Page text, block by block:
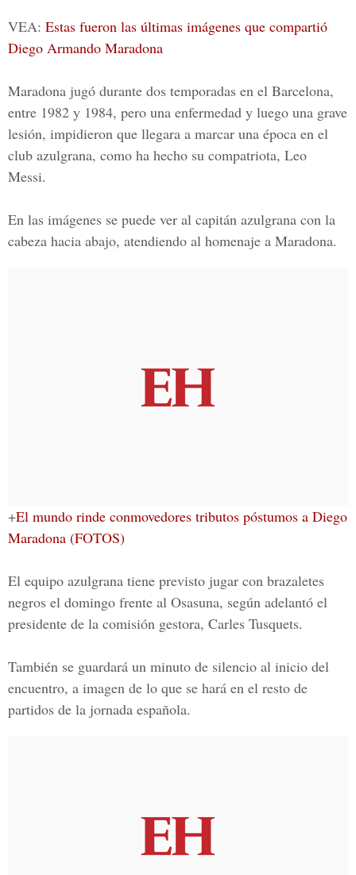
VEA: Estas fueron las últimas imágenes que compartió
Diego Armando Maradona
Maradona jugó durante dos temporadas en el Barcelona,
entre 1982 y 1984, pero una enfermedad y luego una grave
lesión, impidieron que llegara a marcar una época en el
club azulgrana, como ha hecho su compatriota, Leo
Messi.
En las imágenes se puede ver al capitán azulgrana con la
cabeza hacia abajo, atendiendo al homenaje a Maradona.
+El mundo rinde conmovedores tributos póstumos a Diego
Maradona (FOTOS)
El equipo azulgrana tiene previsto jugar con brazaletes
negros el domingo frente al Osasuna, según adelantó el
presidente de la comisión gestora, Carles Tusquets.
También se guardará un minuto de silencio al inicio del
encuentro, a imagen de lo que se hará en el resto de
partidos de la jornada española.